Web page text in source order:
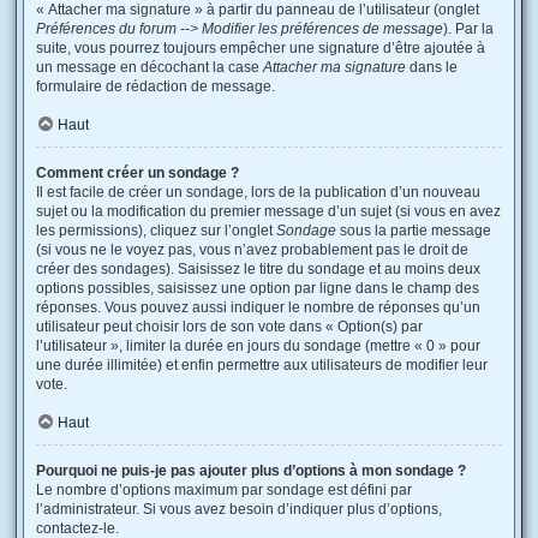
« Attacher ma signature » à partir du panneau de l’utilisateur (onglet
Préférences du forum --> Modifier les préférences de message). Par la
suite, vous pourrez toujours empêcher une signature d’être ajoutée à
un message en décochant la caseAttacher ma signature dans le
formulaire de rédaction de message.
Haut
Comment créer un sondage ?
Il est facile de créer un sondage, lors de la publication d’un nouveau
sujet ou la modification du premier message d’un sujet (si vous en avez
les permissions), cliquez sur l’ongletSondage sous la partie message
(si vous ne le voyez pas, vous n’avez probablement pas le droit de
créer des sondages). Saisissez le titre du sondage et au moins deux
options possibles, saisissez une option par ligne dans le champ des
réponses. Vous pouvez aussi indiquer le nombre de réponses qu’un
utilisateur peut choisir lors de son vote dans « Option(s) par
l’utilisateur », limiter la durée en jours du sondage (mettre « 0 » pour
une durée illimitée) et enfin permettre aux utilisateurs de modifier leur
vote.
Haut
Pourquoi ne puis-je pas ajouter plus d’options à mon sondage ?
Le nombre d’options maximum par sondage est défini par
l’administrateur. Si vous avez besoin d’indiquer plus d’options,
contactez-le.